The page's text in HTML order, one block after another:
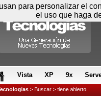
Vista XP 9x
> Buscar > tiene abierto
para personalizar el
el uso que haga